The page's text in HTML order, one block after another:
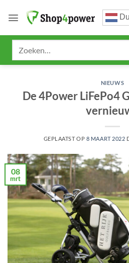
naar
NIEUWS
De 4Power LiFePo4
GEPLAATST OP 8 MAART 2022
08
mrt